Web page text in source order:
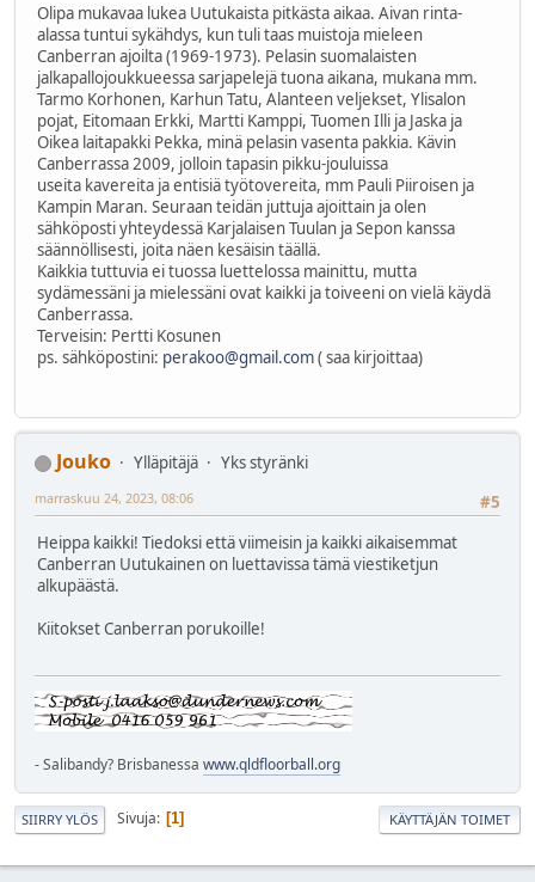
Olipa mukavaa lukea Uutukaista pitkästa aikaa. Aivan rinta-
alassa tuntui sykähdys, kun tuli taas muistoja mieleen
Canberran ajoilta (1969-1973). Pelasin suomalaisten
jalkapallojoukkueessa sarjapelejä tuona aikana, mukana mm.
Tarmo Korhonen, Karhun Tatu, Alanteen veljekset, Ylisalon
pojat, Eitomaan Erkki, Martti Kamppi, Tuomen Illi ja Jaska ja
Oikea laitapakki Pekka, minä pelasin vasenta pakkia. Kävin
Canberrassa 2009, jolloin tapasin pikku-jouluissa
useita kavereita ja entisiä työtovereita, mm Pauli Piiroisen ja
Kampin Maran. Seuraan teidän juttuja ajoittain ja olen
sähköposti yhteydessä Karjalaisen Tuulan ja Sepon kanssa
säännöllisesti, joita näen kesäisin täällä.
Kaikkia tuttuvia ei tuossa luettelossa mainittu, mutta
sydämessäni ja mielessäni ovat kaikki ja toiveeni on vielä käydä
Canberrassa.
Terveisin: Pertti Kosunen
ps. sähköpostini: perakoo@gmail.com( saa kirjoittaa)
Jouko Ylläpitäjä
Yks styränki
#5
marraskuu 24, 2023, 08:06
Heippa kaikki! Tiedoksi että viimeisin ja kaikki aikaisemmat
Canberran Uutukainen on luettavissa tämä viestiketjun
alkupäästä.
Kiitokset Canberran porukoille!
- Salibandy? Brisbanessa www.qldfloorball.org
SIIRRY YLÖS Sivuja 1 KÄYTTÄJÄN TOIMET